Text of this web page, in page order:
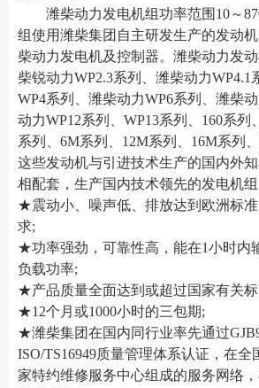
潍柴动力发电机组功率范围10～
组使用潍柴集团自主研发生产的发动
柴动力发电机及控制器。潍柴动力发
柴锐动力WP2.3系列、潍柴动力WP4.1
WP4系列、潍柴动力WP6系列、潍柴
动力WP12系列、WP13系列、160系列
系列、6M系列、12M系列、16M系列
这些发动机与引进技术生产的国内外
相配套，生产国内技术领先的发电机组
★震动小、噪声低、排放达到欧洲标
求;
★功率强劲，可靠性高，能在1小时内
负载功率;
★产品质量全面达到或超过国家有关
★12个月或1000小时的三包期;
★潍柴集团在国内同行业率先通过
ISO/TS16949质量管理体系认证，在全
家特约维修服务中心组成的服务网络